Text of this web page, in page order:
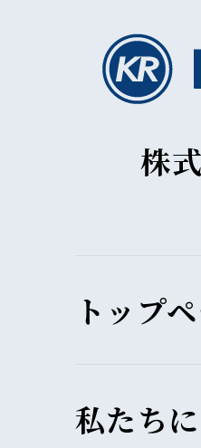
株
トップ
私たち